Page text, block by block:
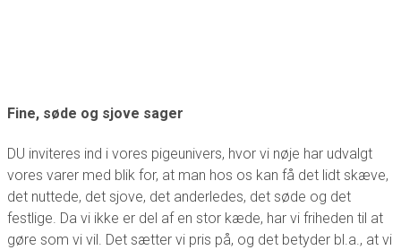
Fine, søde og sjove sager
DU inviteres ind i vores pigeunivers, hvor vi nøje har udvalgt
vores varer med blik for, at man hos os kan få det lidt skæve,
det nuttede, det sjove, det anderledes, det søde og det
festlige. Da vi ikke er del af en stor kæde, har vi friheden til at
gøre som vi vil. Det sætter vi pris på, og det betyder bl.a., at vi